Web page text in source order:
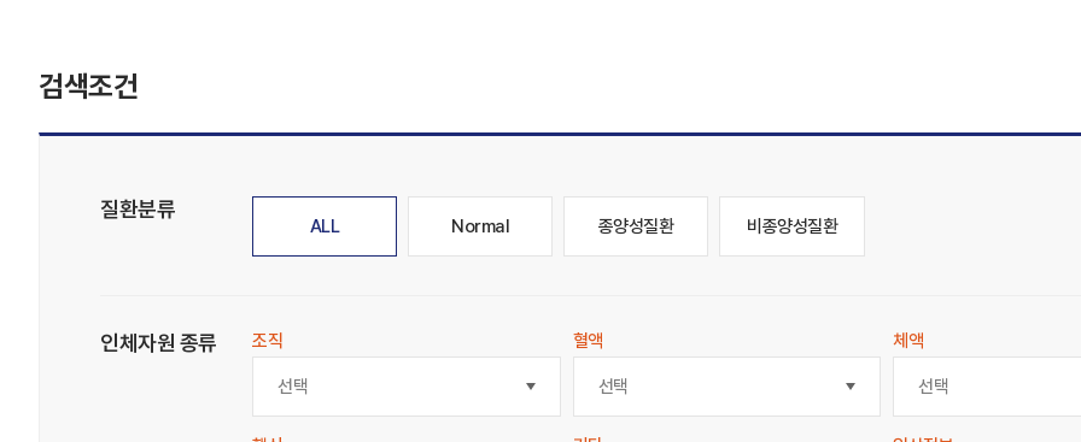
검색조건
질환분류
ALL Normal 종양성질환 비종양성질환
인체자원 종류 조직
선택
혈액
선택
체액
선택